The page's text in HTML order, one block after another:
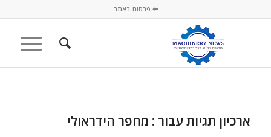
⬅ פרסום באתר
ארכיון תגיות עבור : מחפר הידראולי